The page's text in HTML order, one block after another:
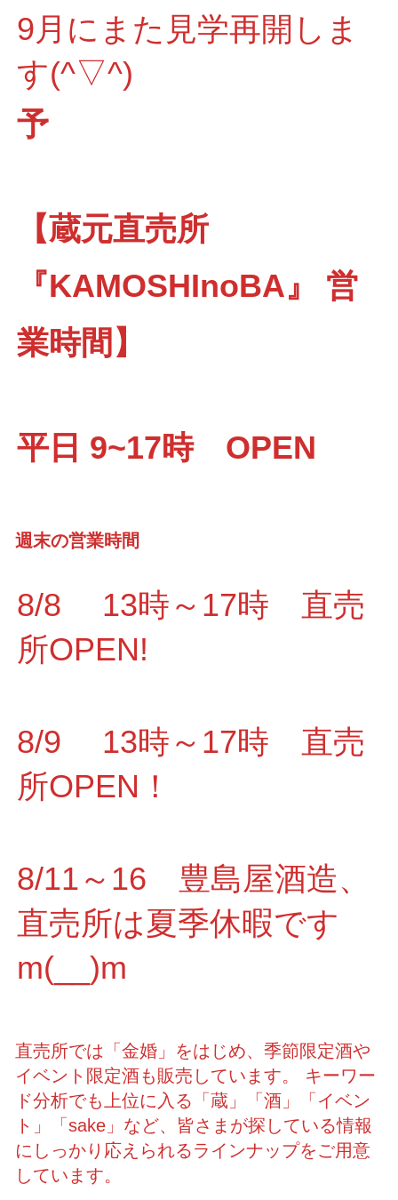
9月にまた見学再開しま
す(^▽^)
予
【蔵元直売所
『KAMOSHInoBA』 営
業時間】
平日 9~17時 OPEN
週末の営業時間
8/8 13時～17時 直売
所OPEN!
8/9 13時～17時 直売
所OPEN！
8/11～16 豊島屋酒造、
直売所は夏季休暇です
m(__)m
直売所では「金婚」をはじめ、季節限定酒や
イベント限定酒も販売しています。 キーワー
ド分析でも上位に入る「蔵」「酒」「イベン
ト」「sake」など、皆さまが探している情報
にしっかり応えられるラインナップをご用意
しています。